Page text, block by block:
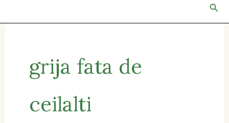
grija fata de
ceilalti